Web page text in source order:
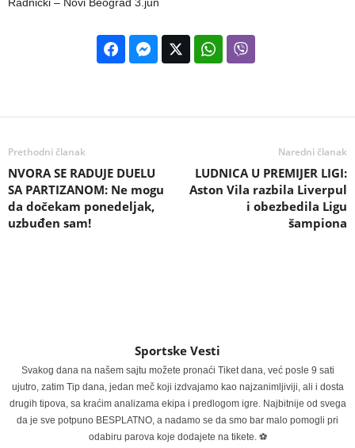
Prethodni članak
NVORA SE RADUJE DUELU
SA PARTIZANOM: Ne mogu
da dočekam ponedeljak,
uzbuđen sam!
Naredni članak
LUDNICA U PREMIJER LIGI:
Aston Vila razbila Liverpul
i obezbedila Ligu
šampiona
Sportske Vesti
Svakog dana na našem sajtu možete pronaći Tiket dana, već posle 9 sati
ujutro, zatim Tip dana, jedan meč koji izdvajamo kao najzanimljiviji, ali i dosta
drugih tipova, sa kraćim analizama ekipa i predlogom igre. Najbitnije od svega
da je sve potpuno BESPLATNO, a nadamo se da smo bar malo pomogli pri
odabiru parova koje dodajete na tikete. ⚽